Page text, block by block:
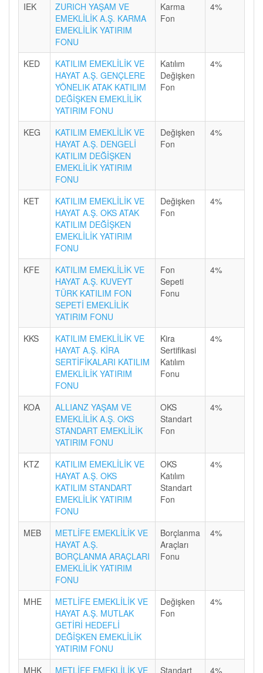
IEK
ZURICH YAŞAM VE
EMEKLİLİK A.Ş. KARMA
EMEKLİLİK YATIRIM
FONU
Karma
Fon
4%
KED
KATILIM EMEKLİLİK VE
HAYAT A.Ş. GENÇLERE
YÖNELIK ATAK KATILIM
DEĞİŞKEN EMEKLİLİK
YATIRIM FONU
Katılım
Değişken
Fon
4%
KEG
KATILIM EMEKLİLİK VE
HAYAT A.Ş. DENGELİ
KATILIM DEĞİŞKEN
EMEKLİLİK YATIRIM
FONU
Değişken
Fon
4%
KET
KATILIM EMEKLİLİK VE
HAYAT A.Ş. OKS ATAK
KATILIM DEĞİŞKEN
EMEKLİLİK YATIRIM
FONU
Değişken
Fon
4%
KFE
KATILIM EMEKLİLİK VE
HAYAT A.Ş. KUVEYT
TÜRK KATILIM FON
SEPETİ EMEKLİLİK
YATIRIM FONU
Fon
Sepeti
Fonu
4%
KKS
KATILIM EMEKLİLİK VE
HAYAT A.Ş. KİRA
SERTİFİKALARI KATILIM
EMEKLİLİK YATIRIM
FONU
Kira
Sertifikasi
Katılım
Fonu
4%
KOA
ALLIANZ YAŞAM VE
EMEKLİLİK A.Ş. OKS
STANDART EMEKLİLİK
YATIRIM FONU
OKS
Standart
Fon
4%
KTZ
KATILIM EMEKLİLİK VE
HAYAT A.Ş. OKS
KATILIM STANDART
EMEKLİLİK YATIRIM
FONU
OKS
Katılım
Standart
Fon
4%
MEB
METLİFE EMEKLİLİK VE
HAYAT A.Ş.
BORÇLANMA ARAÇLARI
EMEKLİLİK YATIRIM
FONU
Borçlanma
Araçları
Fonu
4%
MHE
METLİFE EMEKLİLİK VE
HAYAT A.Ş. MUTLAK
GETİRİ HEDEFLİ
DEĞİŞKEN EMEKLİLİK
YATIRIM FONU
Değişken
Fon
4%
MHK METLİFE EMEKLİLİK VE Standart 4%